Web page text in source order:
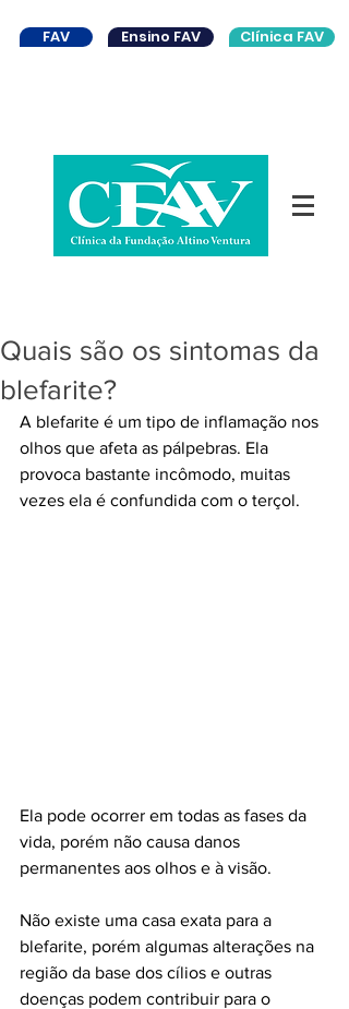
FAV Ensino FAV Clínica FAV
Quais são os sintomas da
blefarite?
A blefarite é um tipo de inflamação nos
olhos que afeta as pálpebras. Ela
provoca bastante incômodo, muitas
vezes ela é confundida com o terçol.
Ela pode ocorrer em todas as fases da
vida, porém não causa danos
permanentes aos olhos e à visão.
Não existe uma casa exata para a
blefarite, porém algumas alterações na
região da base dos cílios e outras
doenças podem contribuir para o